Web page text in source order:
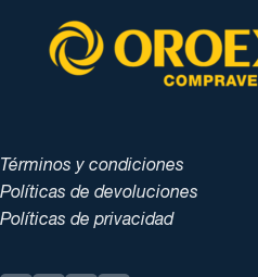
Términos y condiciones
Políticas de devoluciones
Políticas de privacidad